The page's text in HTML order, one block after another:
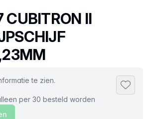
II
te zien.
per 30 besteld worden